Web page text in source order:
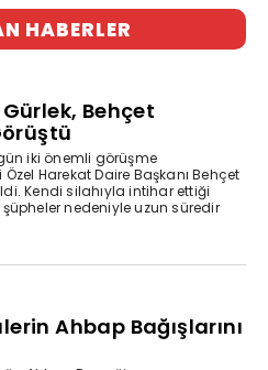
HABERLER
Behçet
iki önemli görüşme
Harekat Daire Başkanı Behçet
Kendi silahıyla intihar ettiği
nedeniyle uzun süredir
Ahbap Bağışlarını